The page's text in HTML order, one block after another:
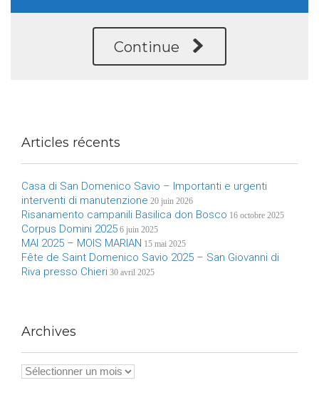
Continue 
Articles récents
Casa di San Domenico Savio – Importanti e urgenti
interventi di manutenzione 20 juin 2026
Risanamento campanili Basilica don Bosco 16 octobre 2025
Corpus Domini 2025 6 juin 2025
MAI 2025 – MOIS MARIAN 15 mai 2025
Fête de Saint Domenico Savio 2025 – San Giovanni di
Riva presso Chieri 30 avril 2025
Archives
Archives